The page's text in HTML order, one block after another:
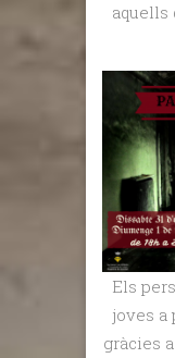
aquells
Els
joves a
gràcies